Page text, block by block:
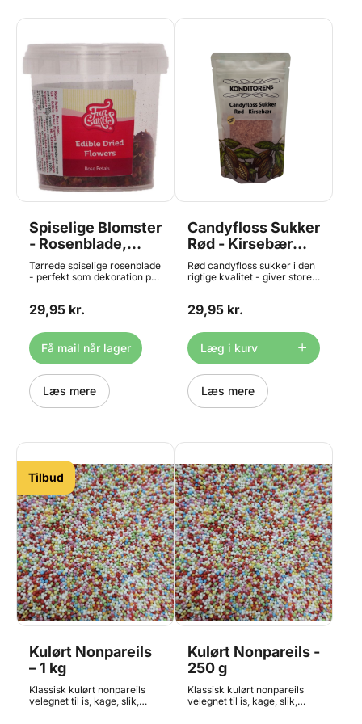
Spiselige Blomster
- Rosenblade,
FunCakes
Tørrede spiselige rosenblade
- perfekt som dekoration på
kage, risretter, fiskeretter, is
og køligt (12-20°C) og ikke i
direkte sollys. Indhold: 5g.
29,95 kr.
Få mail når lager
Læs mere
Candyfloss Sukker
Rød - Kirsebær
Smag 250 g,
Konditorens
Rød candyfloss sukker i den
rigtige kvalitet - giver store,
på pinden. Denne variant har
Posen giver 20-25
candyfloss. Mangler du en
candyfloss maskine til
sukkeret så finder du den
HER. Indhold: 250g.
29,95 kr.
Læg i kurv
Læs mere
Tilbud
Kulørt Nonpareils
– 1 kg
Klassisk kulørt nonpareils
velegnet til is, kage, slik,
Kulørt Nonpareils -
250 g
Klassisk kulørt nonpareils
velegnet til is, kage, slik,